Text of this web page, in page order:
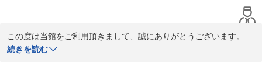
この度は当館をご利用頂きまして、誠にありがとうございます。
サウナや外気浴をご堪能頂けて、大変嬉しく思っております。
続きを読む